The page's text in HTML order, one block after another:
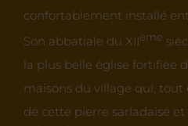
confortablement installé
Son abbatiale du XIIème
la plus belle église fortifiée
maisons du village qui,
de cette pierre sarladaise